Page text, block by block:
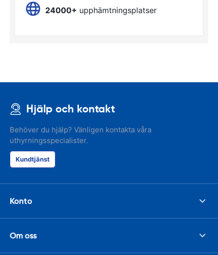
24000+ upphämtningsplatser
Hjälp och kontakt
Behöver du hjälp? Vänligen kontakta våra
uthyrningsspecialister.
Kundtjänst
Konto
Om oss